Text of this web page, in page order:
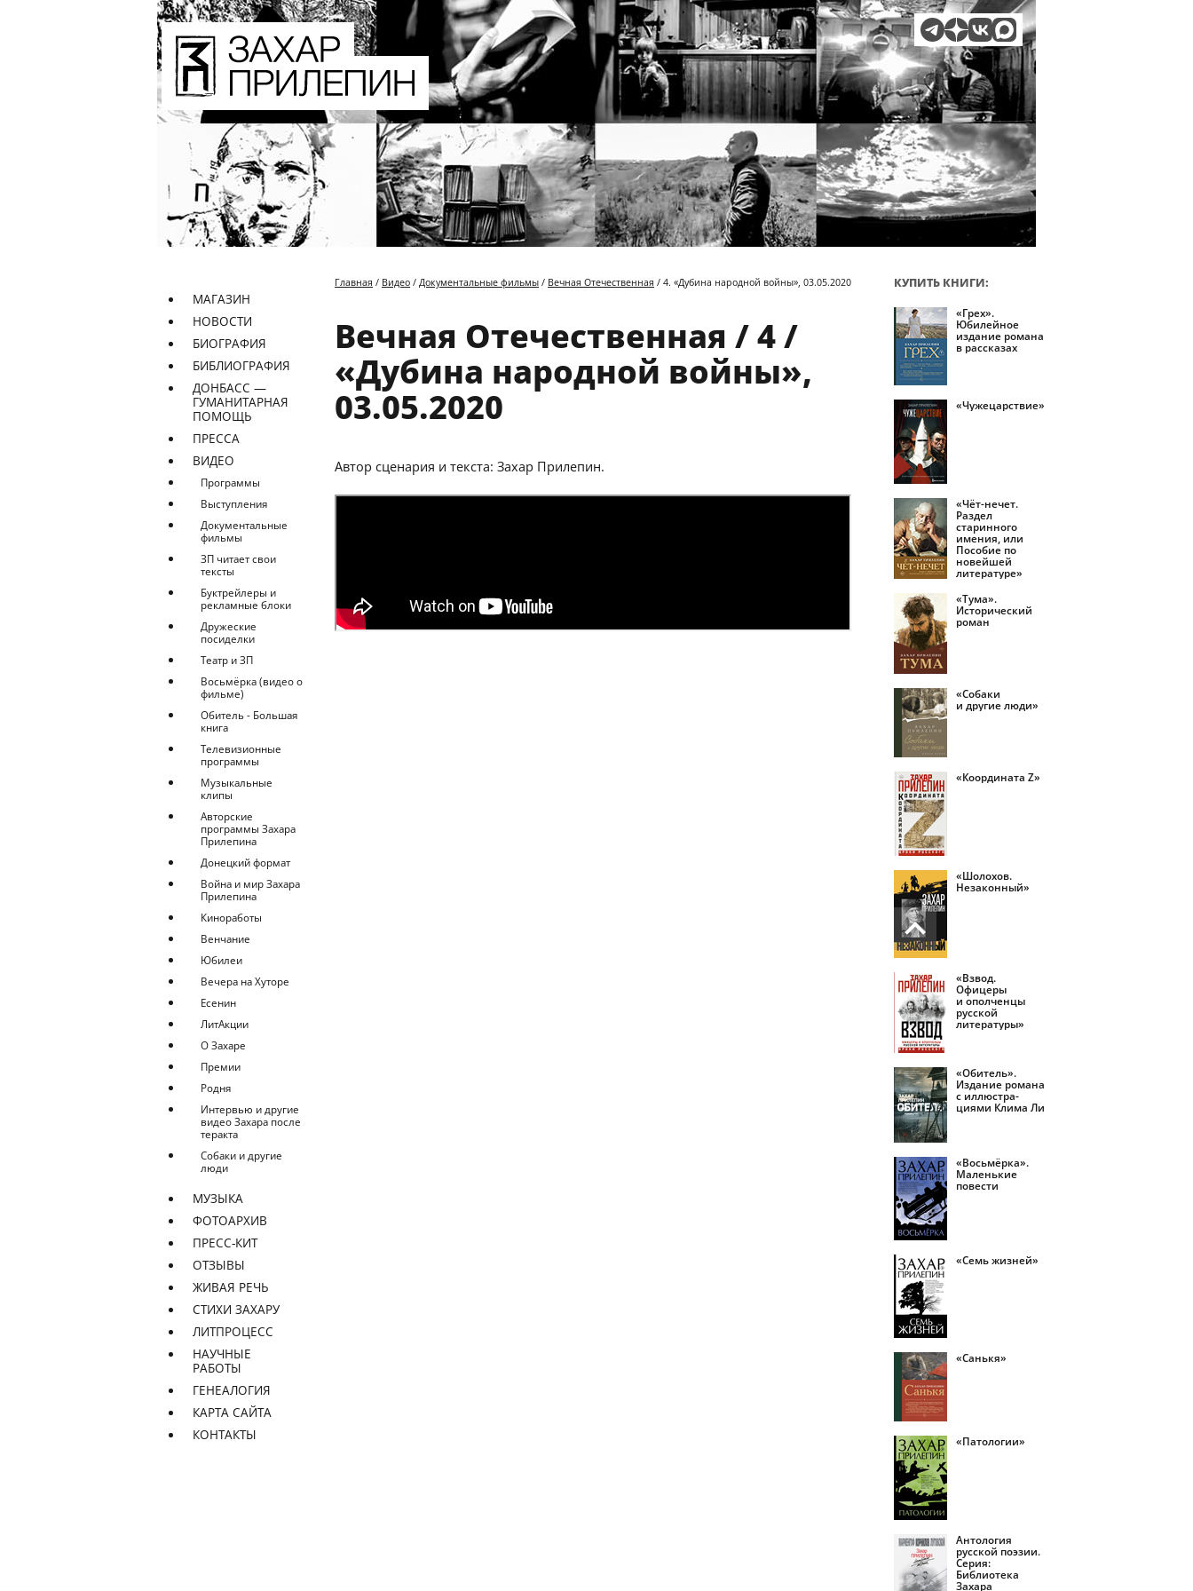
МАГАЗИН
НОВОСТИ
БИОГРАФИЯ
БИБЛИОГРАФИЯ
ДОНБАСС —
ГУМАНИТАРНАЯ
ПОМОЩЬ
ПРЕССА
ВИДЕО
Программы
Выступления
Документальные
фильмы
ЗП читает свои
тексты
Буктрейлеры и
рекламные блоки
Дружеские
посиделки
Театр и ЗП
Восьмёрка (видео о
фильме)
Обитель - Большая
книга
Телевизионные
программы
Музыкальные
клипы
Авторские
программы Захара
Прилепина
Донецкий формат
Война и мир Захара
Прилепина
Киноработы
Венчание
Юбилеи
Вечера на Хуторе
Есенин
ЛитАкции
О Захаре
Премии
Родня
Интервью и другие
видео Захара после
теракта
Собаки и другие
люди
МУЗЫКА
ФОТОАРХИВ
ПРЕСС-КИТ
ОТЗЫВЫ
ЖИВАЯ РЕЧЬ
СТИХИ ЗАХАРУ
ЛИТПРОЦЕСС
НАУЧНЫЕ
РАБОТЫ
ГЕНЕАЛОГИЯ
КАРТА САЙТА
КОНТАКТЫ
Главная / Видео / Документальные фильмы / Вечная Отечественная / 4. «Дубина народной войны», 03.05.2020
Вечная Отечественная / 4 /
«Дубина народной войны»,
03.05.2020
Автор сценария и текста: Захар Прилепин.
КУПИТЬ КНИГИ:
«Грех».
Юбилейное
издание романа
в рассказах
«Чужецарствие»
«Чёт-нечет.
Раздел
старинного
имения, или
Пособие по
новейшей
литературе»
«Тума».
Исторический
роман
«Собаки
и другие люди»
«Координата Z»
«Шолохов.
Незаконный»
«Взвод.
Офицеры
и ополченцы
русской
литературы»
«Обитель».
Издание романа
с иллюстра­
циями Клима Ли
«Восьмёрка».
Маленькие
повести
«Семь жизней»
«Санькя»
«Патологии»
Антология
русской поэзии.
Серия:
Библиотека
Захара